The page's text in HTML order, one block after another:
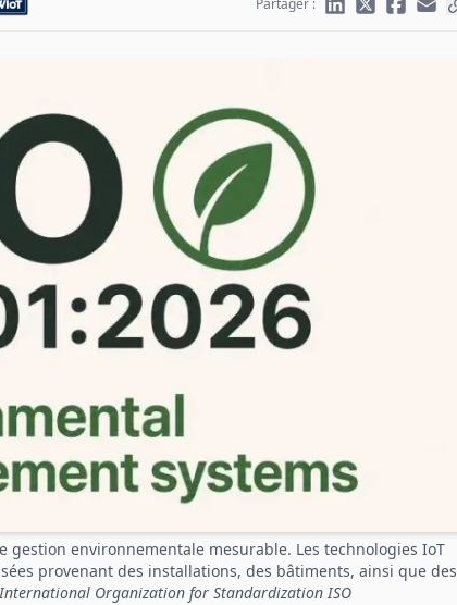
Partager :
gestion environnementale mesurable. Les technologies IoT
provenant des installations, des bâtiments, ainsi que des
Organization for Standardization ISO